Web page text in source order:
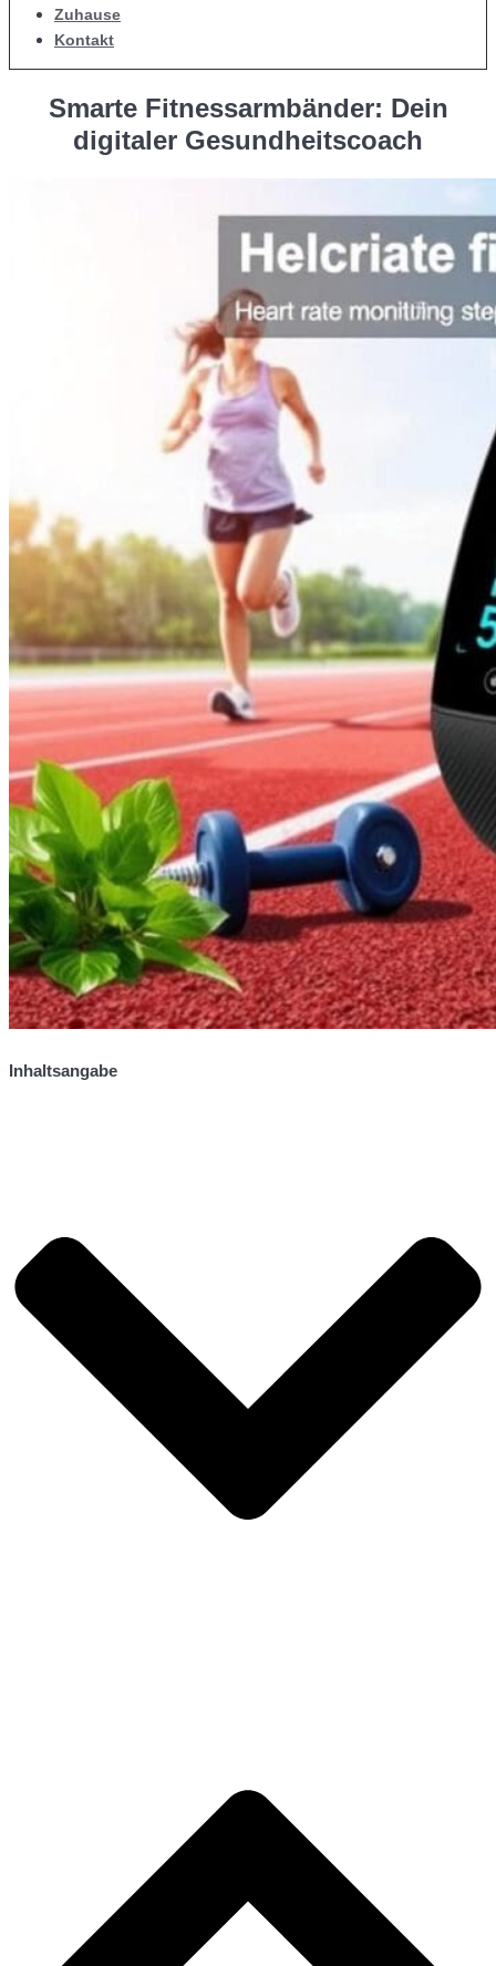
Zuhause
Kontakt
Smarte Fitnessarmbänder: Dein
digitaler Gesundheitscoach
Inhaltsangabe